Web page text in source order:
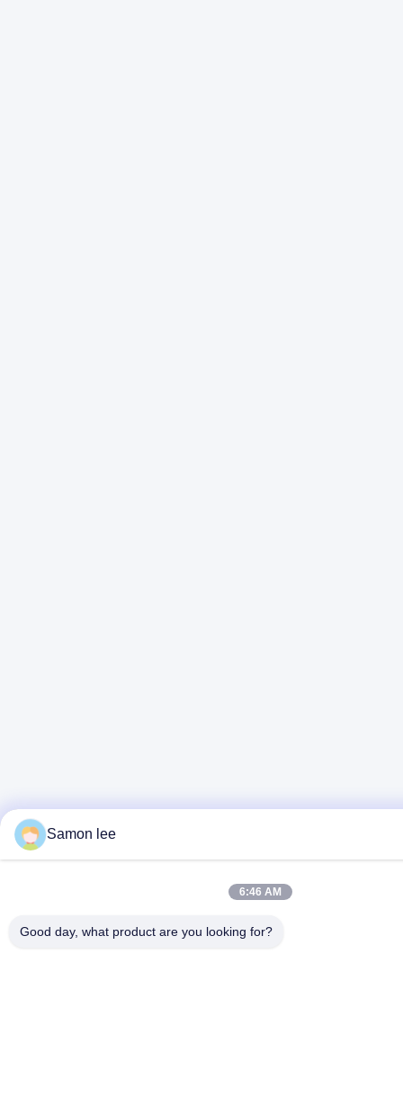
Samon lee
6:46 AM
Good day, what product are you looking for?